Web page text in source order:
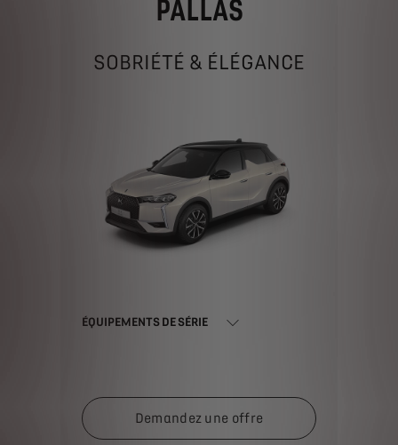
PALLAS
SOBRIÉTÉ & ÉLÉGANCE
ÉQUIPEMENTS DE SÉRIE
Demandez une offre